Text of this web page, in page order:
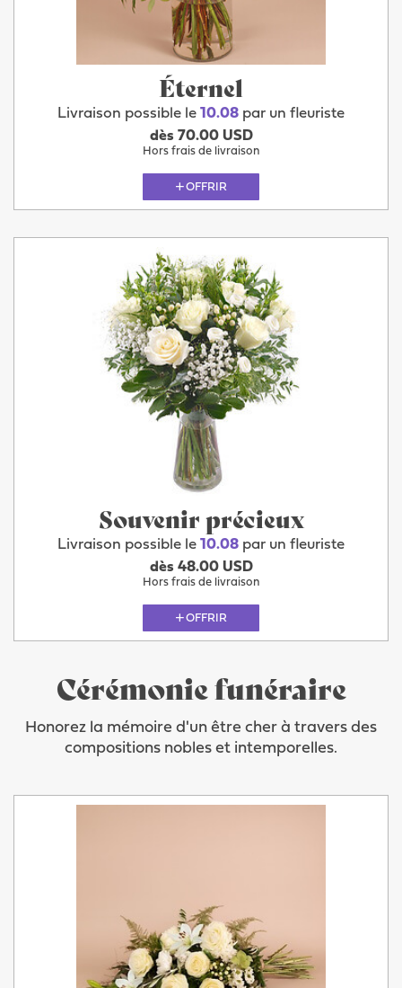
Éternel
Livraison possible le 10.08 par un fleuriste
dès 70.00 USD
Hors frais de livraison
OFFRIR
Souvenir précieux
Livraison possible le 10.08 par un fleuriste
dès 48.00 USD
Hors frais de livraison
OFFRIR
Cérémonie funéraire
Honorez la mémoire d'un être cher à travers des
compositions nobles et intemporelles.